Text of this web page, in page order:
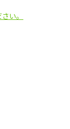
い。